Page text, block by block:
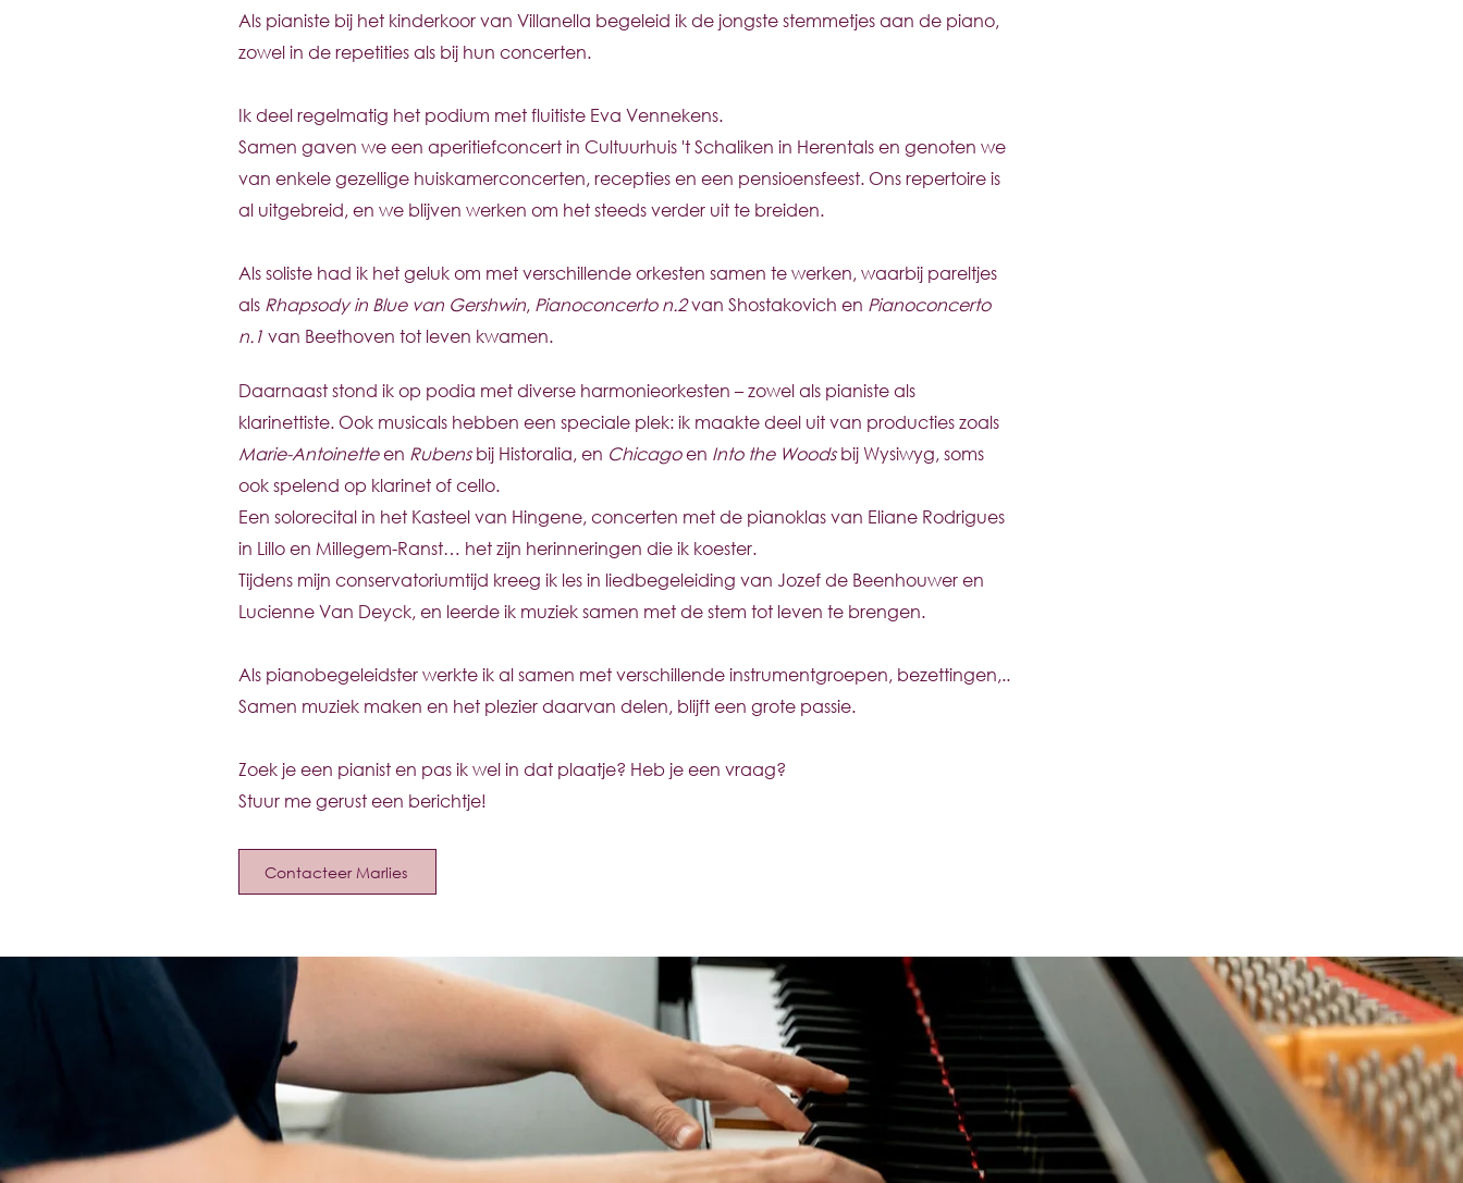
Als pianiste bij het kinderkoor van Villanella begeleid ik de jongste stemmetjes aan de piano,
zowel in de repetities als bij hun concerten.
Ik deel regelmatig het podium met fluitiste Eva Vennekens.
Samen gaven we een aperitiefconcert in Cultuurhuis 't Schaliken in Herentals en genoten we
van enkele gezellige huiskamerconcerten, recepties en een pensioensfeest. Ons repertoire is
al uitgebreid, en we blijven werken om het steeds verder uit te breiden.
Als soliste had ik het geluk om met verschillende orkesten samen te werken, waarbij pareltjes
als Rhapsody in Blue van Gershwin, Pianoconcerto n.2van Shostakovich en Pianoconcerto
n.1 van Beethoven tot leven kwamen.
Daarnaast stond ik op podia met diverse harmonieorkesten – zowel als pianiste als
klarinettiste. Ook musicals hebben een speciale plek: ik maakte deel uit van producties zoals
Marie-Antoinetteen Rubensbij Historalia, en Chicagoen Into the Woodsbij Wysiwyg, soms
ook spelend op klarinet of cello.
Een solorecital in het Kasteel van Hingene, concerten met de pianoklas van Eliane Rodrigues
in Lillo en Millegem-Ranst… het zijn herinneringen die ik koester.
Tijdens mijn conservatoriumtijd kreeg ik les in liedbegeleiding van Jozef de Beenhouwer en
Lucienne Van Deyck, en leerde ik muziek samen met de stem tot leven te brengen.
Als pianobegeleidster werkte ik al samen met verschillende instrumentgroepen, bezettingen,..
Samen muziek maken en het plezier daarvan delen, blijft een grote passie.
Zoek je een pianist en pas ik wel in dat plaatje? Heb je een vraag?
Stuur me gerust een berichtje!
Contacteer Marlies